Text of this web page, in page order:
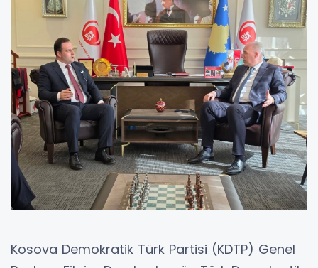
Kosova Demokratik Türk Partisi (KDTP) Genel